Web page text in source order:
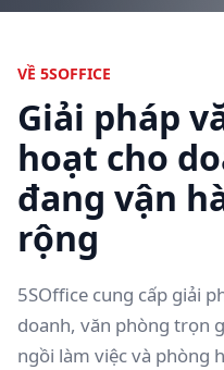
VỀ 5SOFFICE
Giải pháp
hoạt cho
đang vận
rộng
5SOffice cung cấp giải
doanh, văn phòng trọn
ngồi làm việc và phòng